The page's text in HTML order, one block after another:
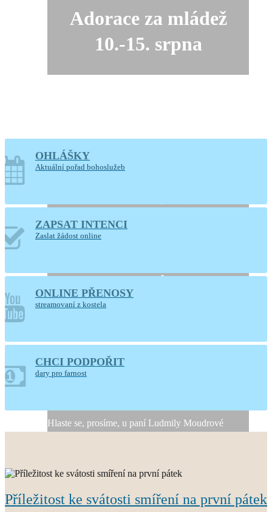
Adorace za mládež
10.-15. srpna
soboty o prázdninách
14-17.30 hodin
Otevřený kostel
Marie
Ústí nad Orlicí
Generální úklid kostela
Hlaste se, prosíme, u paní Ludmily Moudrové
OHLÁŠKY
Aktuální pořad bohoslužeb
ZAPSAT INTENCI
Zaslat žádost online
ONLINE PŘENOSY
streamovaní z kostela
CHCI PODPOŘIT
dary pro farnost
Příležitost ke svátosti smíření na první pátek